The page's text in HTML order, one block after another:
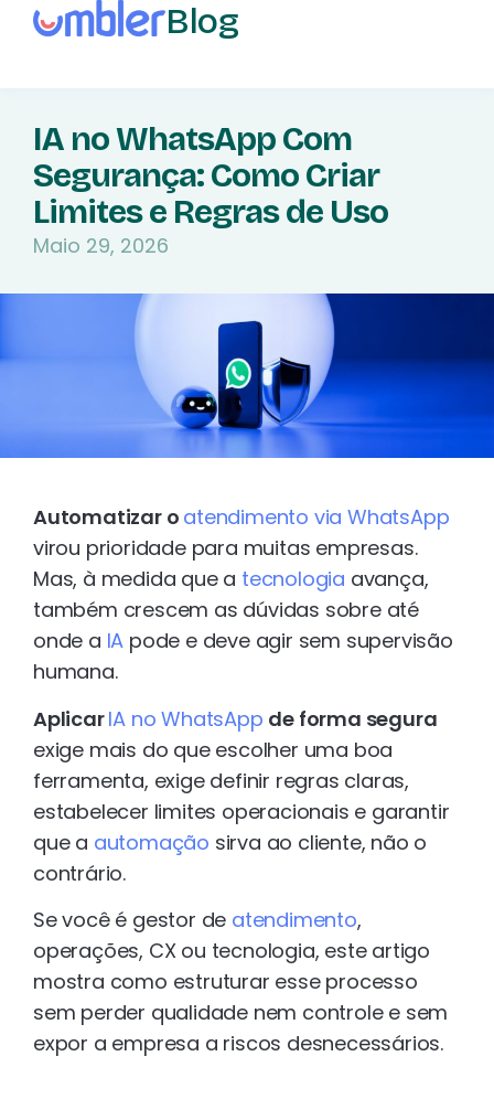
Blog
IA no WhatsApp Com
Segurança: Como Criar
Limites e Regras de Uso
Maio 29, 2026
Automatizar o atendimento via WhatsApp
virou prioridade para muitas empresas.
Mas, à medida que a tecnologia avança,
também crescem as dúvidas sobre até
onde a IA pode e deve agir sem supervisão
humana.
AplicarIA no WhatsApp de forma segura
exige mais do que escolher uma boa
ferramenta, exige definir regras claras,
estabelecer limites operacionais e garantir
que a automação sirva ao cliente, não o
contrário.
Se você é gestor de atendimento,
operações, CX ou tecnologia, este artigo
mostra como estruturar esse processo
sem perder qualidade nem controle e sem
expor a empresa a riscos desnecessários.